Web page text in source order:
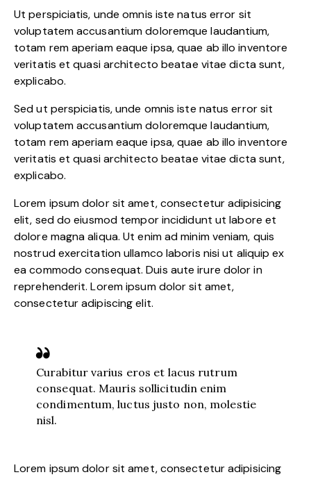
Ut perspiciatis, unde omnis iste natus error sit
voluptatem accusantium doloremque laudantium,
totam rem aperiam eaque ipsa, quae ab illo inventore
veritatis et quasi architecto beatae vitae dicta sunt,
explicabo.
Sed ut perspiciatis, unde omnis iste natus error sit
voluptatem accusantium doloremque laudantium,
totam rem aperiam eaque ipsa, quae ab illo inventore
veritatis et quasi architecto beatae vitae dicta sunt,
explicabo.
Lorem ipsum dolor sit amet, consectetur adipisicing
elit, sed do eiusmod tempor incididunt ut labore et
dolore magna aliqua. Ut enim ad minim veniam, quis
nostrud exercitation ullamco laboris nisi ut aliquip ex
ea commodo consequat. Duis aute irure dolor in
reprehenderit. Lorem ipsum dolor sit amet,
consectetur adipiscing elit.
Curabitur varius eros et lacus rutrum
consequat. Mauris sollicitudin enim
condimentum, luctus justo non, molestie
nisl.
Lorem ipsum dolor sit amet, consectetur adipisicing